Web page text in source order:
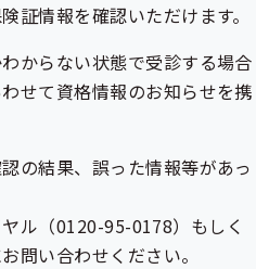
証情報を確認いただけます。
からない状態で受診する場合
せて資格情報のお知らせを携
の結果、誤った情報等があっ
ル（0120-95-0178）もしく
問い合わせください。